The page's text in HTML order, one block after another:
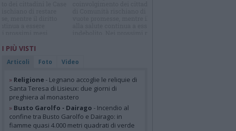
I PIÙ VISTI
Articoli Foto Video
» Religione- Legnano accoglie le reliquie di
Santa Teresa di Lisieux: due giorni di
preghiera al monastero
» Busto Garolfo - Dairago - Incendio al
confine tra Busto Garolfo e Dairago: in
fiamme quasi 4.000 metri quadrati di verde